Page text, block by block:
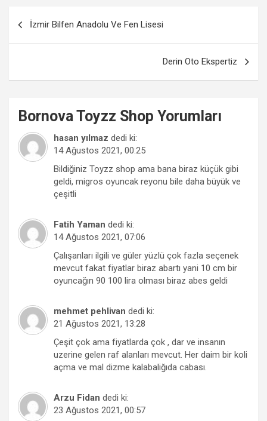
Yazı
İzmir Bilfen Anadolu Ve Fen Lisesi
Derin Oto Ekspertiz
BornovaToyzz Shop Yorumları
hasan yılmaz dedi ki:
14 Ağustos 2021, 00:25
Bildiğiniz Toyzz shop ama bana biraz küçük gibi
geldi, migros oyuncak reyonu bile daha büyük ve
çeşitli
Fatih Yaman dedi ki:
14 Ağustos 2021, 07:06
Çalışanları ilgili ve güler yüzlü çok fazla seçenek
mevcut fakat fiyatlar biraz abartı yani 10 cm bir
oyuncağın 90 100 lira olması biraz abes geldi
mehmet pehlivan dedi ki:
21 Ağustos 2021, 13:28
Çeşit çok ama fiyatlarda çok , dar ve insanın
uzerine gelen raf alanları mevcut. Her daim bir koli
açma ve mal dizme kalabaliğıda cabası.
Arzu Fidan dedi ki:
23 Ağustos 2021, 00:57